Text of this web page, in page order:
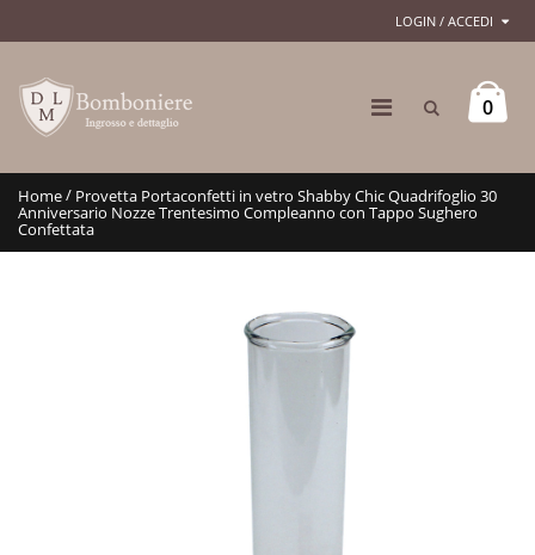
LOGIN / ACCEDI
0
Home/ Provetta Portaconfetti in vetro Shabby Chic Quadrifoglio 30
Anniversario Nozze Trentesimo Compleanno con Tappo Sughero
Confettata